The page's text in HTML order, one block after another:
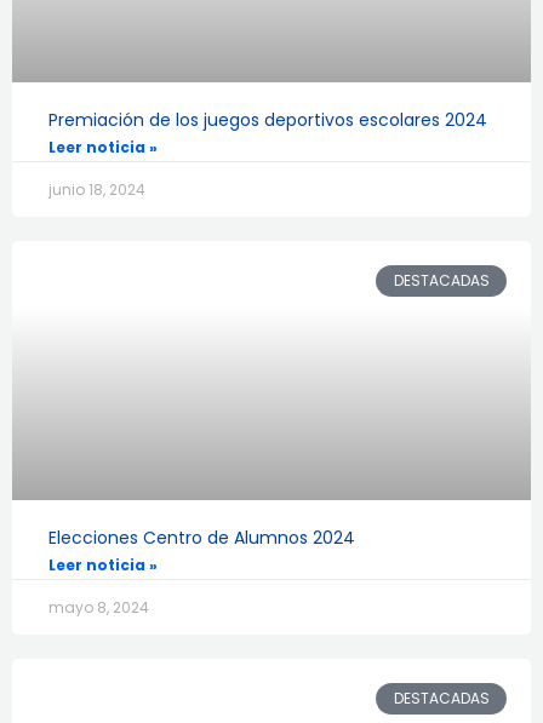
Premiación de los juegos deportivos escolares 2024
Leer noticia »
junio 18, 2024
DESTACADAS
Elecciones Centro de Alumnos 2024
Leer noticia »
mayo 8, 2024
DESTACADAS